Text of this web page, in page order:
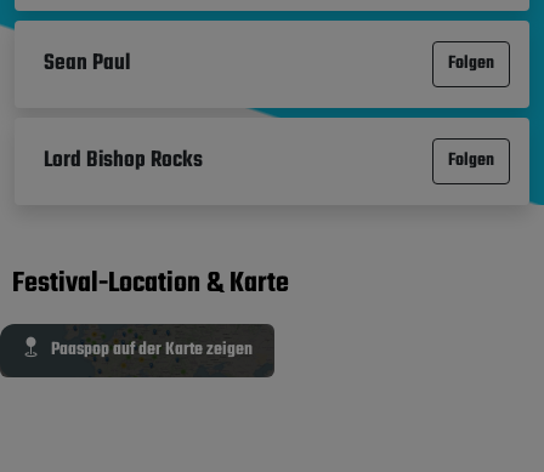
Sean Paul Folgen
Lord Bishop Rocks Folgen
Festival-Location & Karte
Paaspop auf der Karte zeigen